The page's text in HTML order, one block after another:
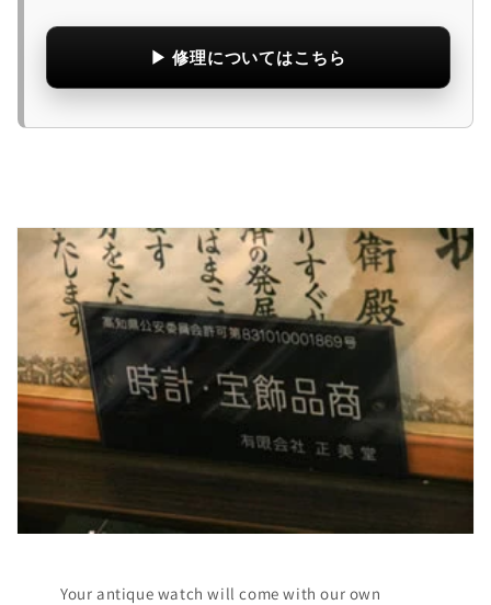
▶ 修理についてはこちら
Your antique watch will come with our own